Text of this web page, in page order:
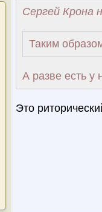
Сергей Крона
Таким
А разве есть у
Это